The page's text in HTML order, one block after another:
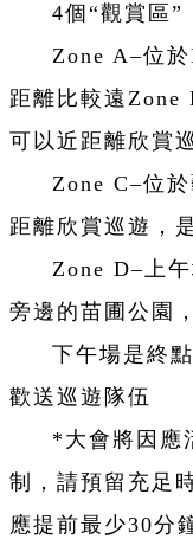
4個“觀賞區”
Zone A–位
距離比較遠Zone
可以近距離欣賞
Zone C–位
距離欣賞巡遊，
Zone D–上
旁邊的苗圃公園
下午場是終
歡送巡遊隊伍
*大會將因應
制，請預留充足
應提前最少30分